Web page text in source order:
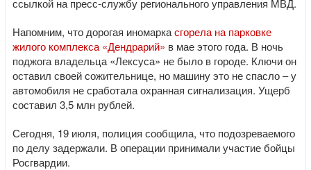
ссылкой на пресс-службу регионального управления МВД.
Напомним, что дорогая иномаркасгорела на парковке
жилого комплекса «Дендрарий» в мае этого года. В ночь
поджога владельца «Лексуса» не было в городе. Ключи он
оставил своей сожительнице, но машину это не спасло – у
автомобиля не сработала охранная сигнализация. Ущерб
составил 3,5 млн рублей.
Сегодня, 19 июля, полиция сообщила, что подозреваемого
по делу задержали. В операции принимали участие бойцы
Росгвардии.